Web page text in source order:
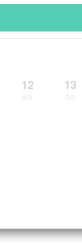
12 13